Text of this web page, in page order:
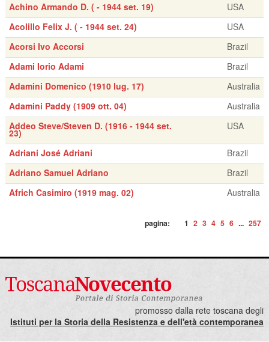
Achino Armando D. ( - 1944 set. 19)
USA
Acolillo Felix J. ( - 1944 set. 24)
USA
Acorsi Ivo Accorsi
Brazil
Adami Iorio Adami
Brazil
Adamini Domenico (1910 lug. 17)
Australia
Adamini Paddy (1909 ott. 04)
Australia
Addeo Steve/Steven D. (1916 - 1944 set.
23)
USA
Adriani José Adriani
Brazil
Adriano Samuel Adriano
Brazil
Africh Casimiro (1919 mag. 02)
Australia
pagina: 1 2 3 4 5 6 ... 257
promosso dalla rete toscana degli
Istituti per la Storia della Resistenza e dell'età contemporanea